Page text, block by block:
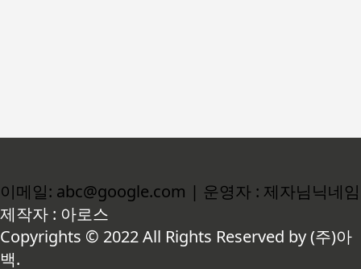
이메일: abc@google.com | 운영자 : 제자님닉네임
제작자 : 아로스
Copyrights © 2022 All Rights Reserved by (주)아
백.